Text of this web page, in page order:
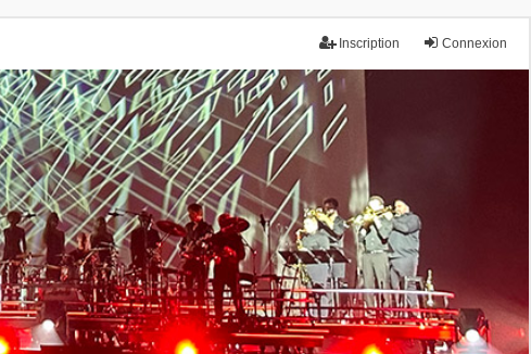
Connexion
Inscription